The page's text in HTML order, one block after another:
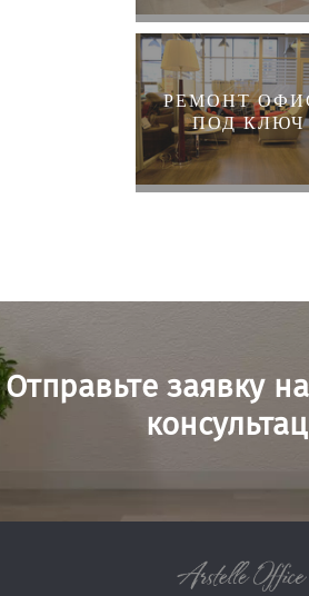
РЕМОНТ
ПОД КЛЮЧ
Отправьте заявку